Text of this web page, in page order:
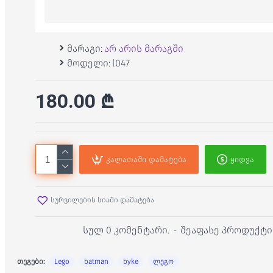
მარაგი: არ არის მარაგში
მოდელი: l047
სულ 0 კომენტარი. - შეაფასე პროდუქტი
180.00 ₾
კალათაში დამატება ყიდვა
სურვილების სიაში დამატება
თეგები: Lego batman byke ლეგო